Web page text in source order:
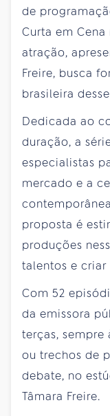
de
Curta em Cena
atração,
Freire, busca
brasileira
Dedicada ao
duração, a
especialistas
mercado e a
proposta é
produções
talentos e criar
Com 52
da emissora
terças, sempre
ou trechos de
debate, no
Tâmara Freire.